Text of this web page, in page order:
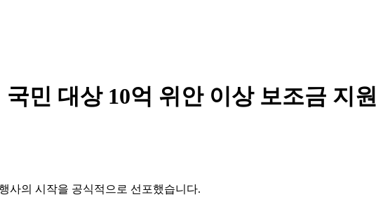
민 대상 10억 위안 이상 보조금 지원
사의 시작을 공식적으로 선포했습니다.